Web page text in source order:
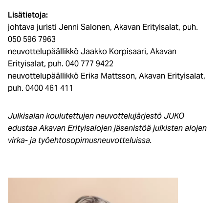
Lisätietoja:
johtava juristi Jenni Salonen, Akavan Erityisalat, puh.
050 596 7963
neuvottelupäällikkö Jaakko Korpisaari, Akavan
Erityisalat, puh. 040 777 9422
neuvottelupäällikkö Erika Mattsson, Akavan Erityisalat,
puh. 0400 461 411
Julkisalan koulutettujen neuvottelujärjestö JUKO
edustaa Akavan Erityisalojen jäsenistöä julkisten alojen
virka- ja työehtosopimusneuvotteluissa.